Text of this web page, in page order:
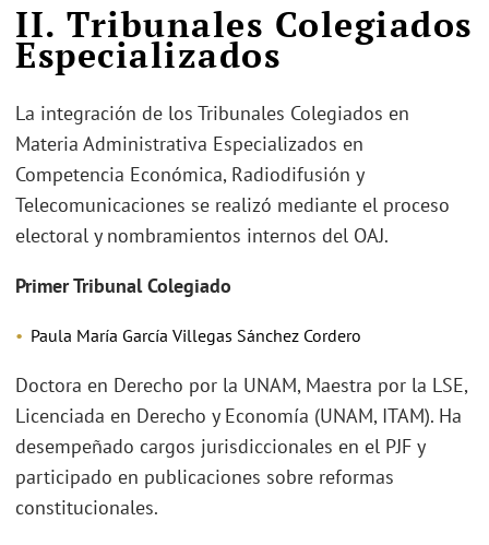
II. Tribunales Colegiados
Especializados
La integración de los Tribunales Colegiados en
Materia Administrativa Especializados en
Competencia Económica, Radiodifusión y
Telecomunicaciones se realizó mediante el proceso
electoral y nombramientos internos del OAJ.
Primer Tribunal Colegiado
Paula María García Villegas Sánchez Cordero
Doctora en Derecho por la UNAM, Maestra por la LSE,
Licenciada en Derecho y Economía (UNAM, ITAM). Ha
desempeñado cargos jurisdiccionales en el PJF y
participado en publicaciones sobre reformas
constitucionales.